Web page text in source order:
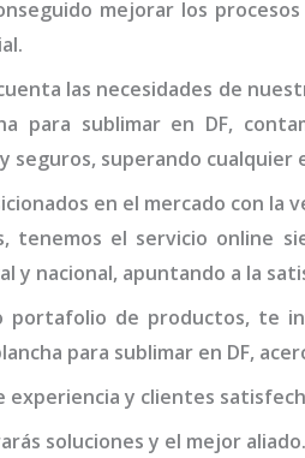
mejorar los
las necesidades de
para sublimar en DF,
seguros, superando cualquier
en el mercado con la
tenemos el servicio online
y nacional, apuntando a la
portafolio de productos, te
para sublimar en DF,
experiencia y clientes
soluciones y el mejor